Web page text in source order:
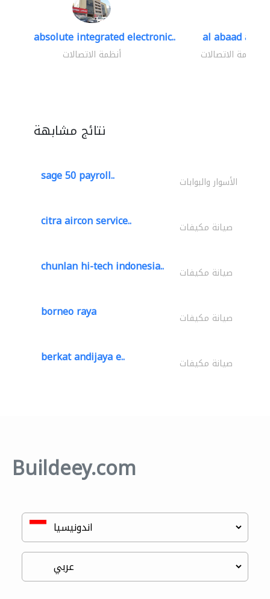
absolute integrated electronic..
أنظمة الاتصالات
al abaad al..
أنظمة الاتصالات
نتائج مشابهة
sage 50 payroll.. الأسوار والبوابات
citra aircon service.. صيانة مكيفات
chunlan hi-tech indonesia.. صيانة مكيفات
borneo raya صيانة مكيفات
berkat andijaya e.. صيانة مكيفات
Buildeey.com